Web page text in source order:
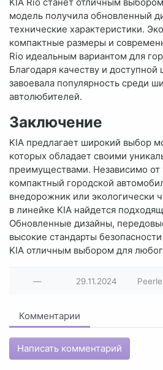
модель получила обновленный
технические характеристики.
компактные размеры и
Rio идеальным вариантом для
Благодаря качеству и доступной
завоевала популярность среди
автолюбителей.
Заключение
KIA предлагает широкий выбор
которых обладает своими
преимуществами. Независимо
компактный городской
внедорожник или экологически
в линейке KIA найдется
Обновленные дизайны,
высокие стандарты
KIA отличным выбором для
— 29.11.2024
Комментарии
Написать комментарий